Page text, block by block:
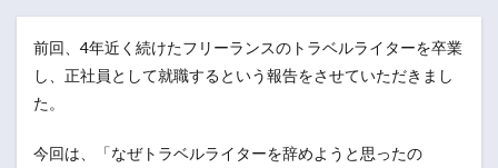
前回、4年近く続けたフリーランスのトラベルライターを卒業
し、正社員として就職するという報告をさせていただきまし
た。
今回は、「なぜトラベルライターを辞めようと思ったの